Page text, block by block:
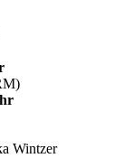
Wintzer